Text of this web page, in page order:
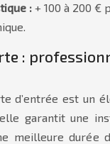
: + 100 à 200 €
:
d’entrée est un
garantit une
meilleure durée